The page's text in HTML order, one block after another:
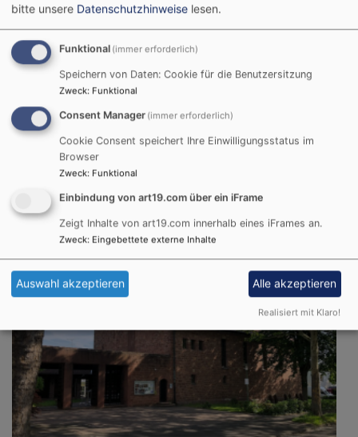
So, 23.8. 10:15 Uhr
Gottesdienst, K. Scheibler
bitte unsere Datenschutzhinweise lesen.
Funktional (immer erforderlich)
Speichern von Daten: Cookie für die Benutzersitzung
Zweck: Funktional
Consent Manager (immer erforderlich)
Cookie Consent speichert Ihre Einwilligungsstatus im
Browser
Zweck: Funktional
Einbindung von art19.com über ein iFrame
Zeigt Inhalte von art19.com innerhalb eines iFrames an.
Zweck: Eingebettete externe Inhalte
Auswahl akzeptieren Alle akzeptieren
Realisiert mit Klaro!